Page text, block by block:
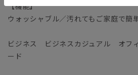
【機能】
ウォッシャブル／汚れてもご家庭で簡
ビジネス ビジネスカジュアル オフ
ード